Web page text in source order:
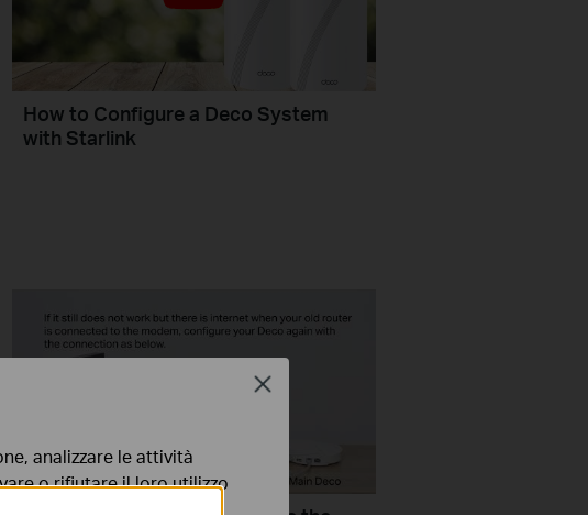
How to Configure a Deco System
with Starlink
analizzare le attività
o rifiutare il loro utilizzo
Close